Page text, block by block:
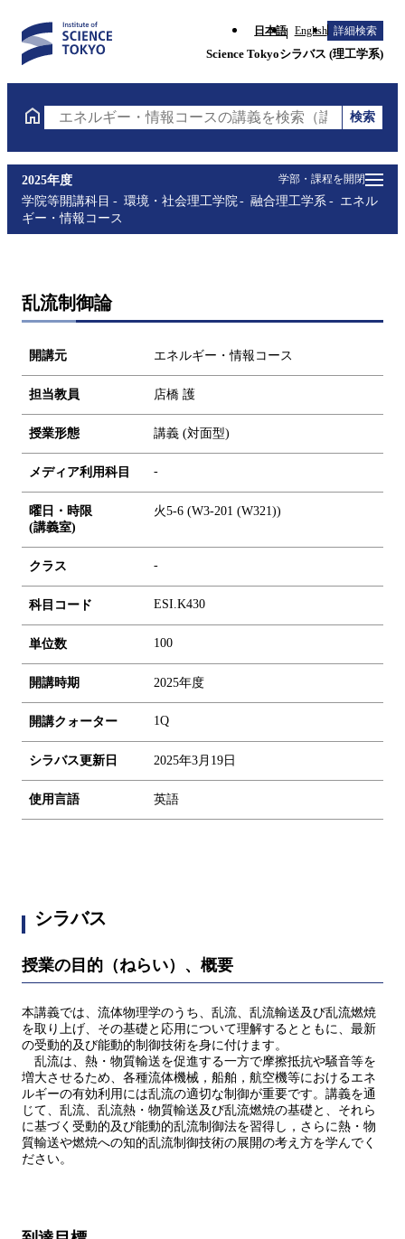
日本語 English 詳細検索
Science Tokyoシラバス (理工学系)
エネルギー・情報コースの講義を検索（講義名・科
検索
学部・課程を開閉
2025年度
学院等開講科目
環境・社会理工学院 融合理工学系
エネル
ギー・情報コース
乱流制御論
開講元 エネルギー・情報コース
担当教員 店橋 護
授業形態 講義 (対面型)
メディア利用科目 -
曜日・時限
(講義室)
火5-6 (W3-201 (W321))
クラス -
科目コード ESI.K430
単位数 100
開講時期 2025年度
開講クォーター 1Q
シラバス更新日 2025年3月19日
使用言語 英語
シラバス
授業の目的（ねらい）、概要
本講義では、流体物理学のうち、乱流、乱流輸送及び乱流燃焼
を取り上げ、その基礎と応用について理解するとともに、最新
の受動的及び能動的制御技術を身に付けます。
乱流は、熱・物質輸送を促進する一方で摩擦抵抗や騒音等を
増大させるため、各種流体機械，船舶，航空機等におけるエネ
ルギーの有効利用には乱流の適切な制御が重要です。講義を通
じて、乱流、乱流熱・物質輸送及び乱流燃焼の基礎と、それら
に基づく受動的及び能動的乱流制御法を習得し，さらに熱・物
質輸送や燃焼への知的乱流制御技術の展開の考え方を学んでく
ださい。